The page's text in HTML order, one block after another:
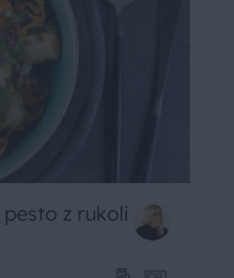
z rukoli